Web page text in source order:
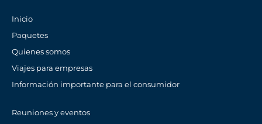
Inicio
Paquetes
Quienes somos
Viajes para empresas
Información importante para el consumidor
Reuniones y eventos